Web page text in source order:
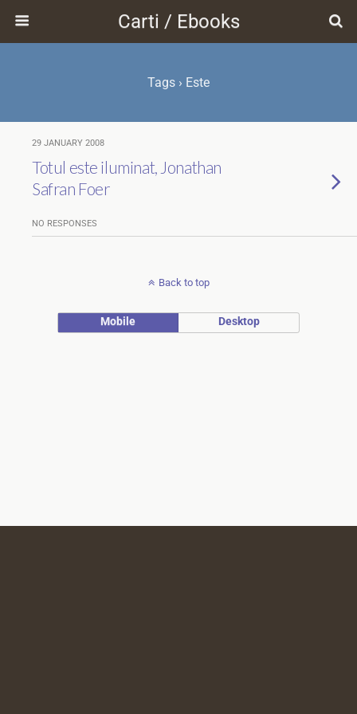
Carti / Ebooks
Tags › Este
29 JANUARY 2008
Totul este iluminat, Jonathan
Safran Foer
NO RESPONSES
Back to top
Mobile Desktop